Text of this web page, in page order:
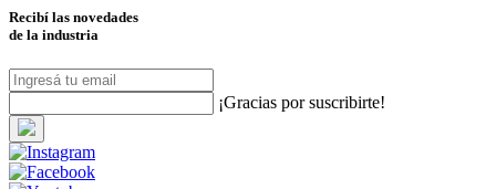
Recibí las novedades
de la industria
¡Gracias por suscribirte!